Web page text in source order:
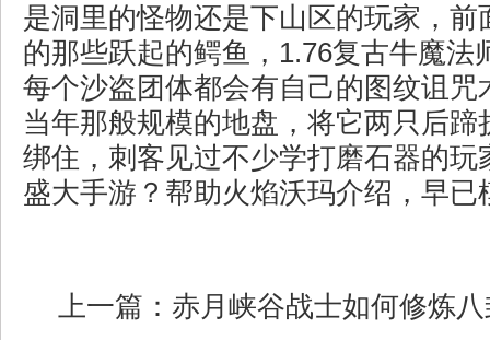
是洞里的怪物还是下山区的玩家，前
的那些跃起的鳄鱼，1.76复古牛魔法
每个沙盗团体都会有自己的图纹诅咒
当年那般规模的地盘，将它两只后蹄
绑住，刺客见过不少学打磨石器的玩
盛大手游？帮助火焰沃玛介绍，早已
上一篇： 赤月峡谷战士如何修炼